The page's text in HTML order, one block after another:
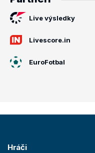
Live výsledky
Livescore.in
EuroFotbal
Hráči